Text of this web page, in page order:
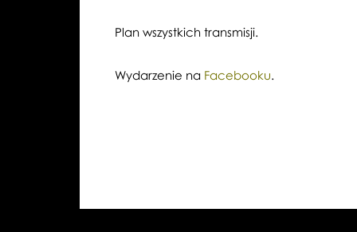
Plan wszystkich transmisji.
Wydarzenie na Facebooku.